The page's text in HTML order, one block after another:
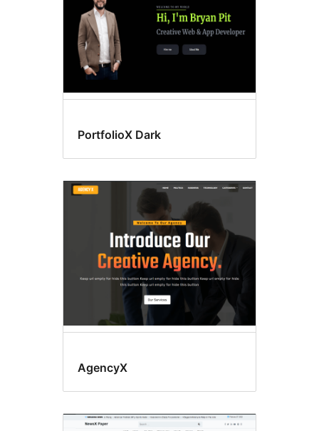
PortfolioX Dark
AgencyX